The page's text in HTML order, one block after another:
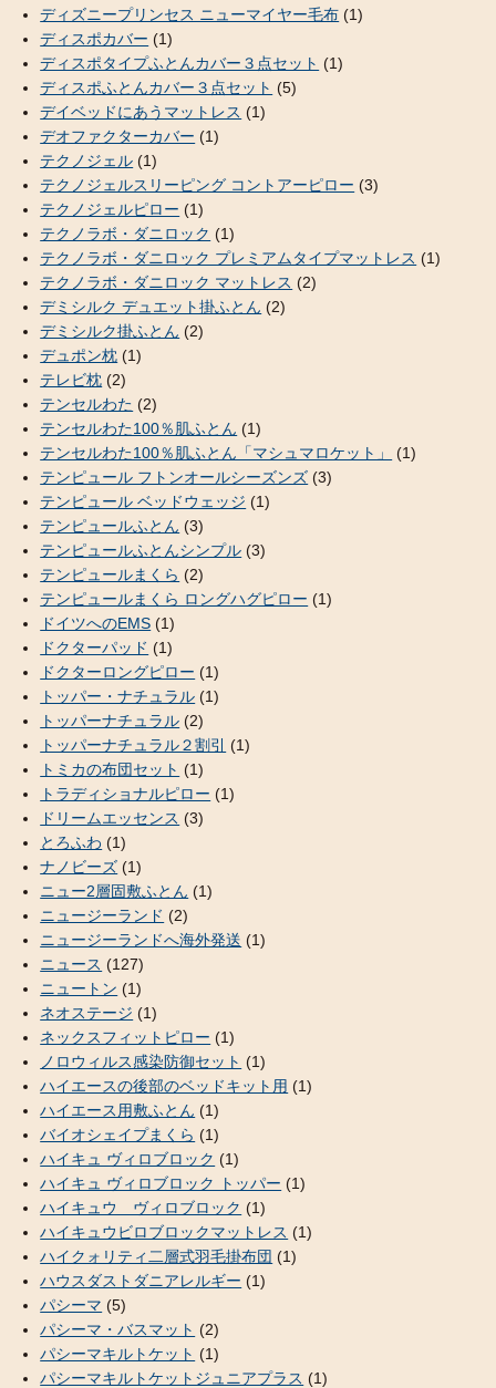
ディズニープリンセス ニューマイヤー毛布 (1)
ディスポカバー (1)
ディスポタイプふとんカバー３点セット (1)
ディスポふとんカバー３点セット (5)
デイベッドにあうマットレス (1)
デオファクターカバー (1)
テクノジェル (1)
テクノジェルスリーピング コントアーピロー (3)
テクノジェルピロー (1)
テクノラボ・ダニロック (1)
テクノラボ・ダニロック プレミアムタイプマットレス (1)
テクノラボ・ダニロック マットレス (2)
デミシルク デュエット掛ふとん (2)
デミシルク掛ふとん (2)
デュポン枕 (1)
テレビ枕 (2)
テンセルわた (2)
テンセルわた100％肌ふとん (1)
テンセルわた100％肌ふとん「マシュマロケット」
(1)
テンピュール フトンオールシーズンズ (3)
テンピュール ベッドウェッジ (1)
テンピュールふとん (3)
テンピュールふとんシンプル (3)
テンピュールまくら (2)
テンピュールまくら ロングハグピロー (1)
ドイツへのEMS (1)
ドクターパッド (1)
ドクターロングピロー (1)
トッパー・ナチュラル (1)
トッパーナチュラル (2)
トッパーナチュラル２割引
(1)
トミカの布団セット (1)
トラディショナルピロー (1)
ドリームエッセンス (3)
とろふわ (1)
ナノビーズ (1)
ニュー2層固敷ふとん (1)
ニュージーランド (2)
ニュージーランドへ海外発送 (1)
ニュース (127)
ニュートン (1)
ネオステージ (1)
ネックスフィットピロー (1)
ノロウィルス感染防御セット (1)
ハイエースの後部のベッドキット用 (1)
ハイエース用敷ふとん (1)
バイオシェイプまくら (1)
ハイキュ ヴィロブロック (1)
ハイキュ ヴィロブロック トッパー (1)
ハイキュウ ヴィロブロック (1)
ハイキュウビロブロックマットレス (1)
ハイクォリティ二層式羽毛掛布団 (1)
ハウスダストダニアレルギー (1)
パシーマ (5)
パシーマ・バスマット (2)
パシーマキルトケット (1)
パシーマキルトケットジュニアプラス (1)